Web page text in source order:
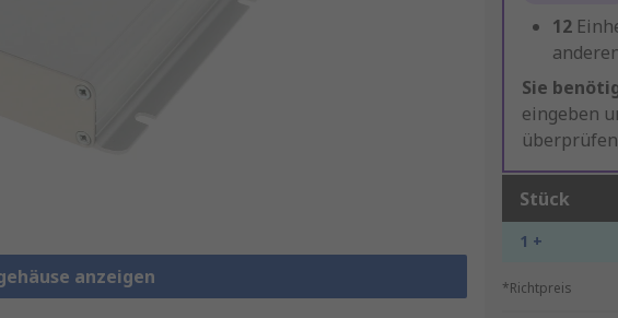
anzeigen
12
Sie
eingeben
Stück
1 +
*Richtpreis